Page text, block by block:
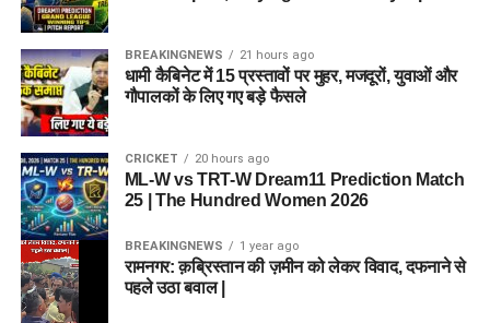
BREAKINGNEWS 21 hours ago
धामी कैबिनेट में 15 प्रस्तावों पर मुहर, मजदूरों, युवाओं और
गौपालकों के लिए गए बड़े फैसले
CRICKET 20 hours ago
ML-W vs TRT-W Dream11 Prediction Match
25 | The Hundred Women 2026
BREAKINGNEWS 1 year ago
रामनगर: क़ब्रिस्तान की ज़मीन को लेकर विवाद, दफनाने से
पहले उठा बवाल |